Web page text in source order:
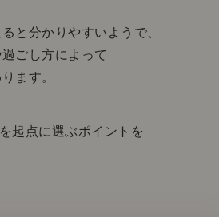
と分かりやすいようで、
ごし方によって
ます。
を起点に選ぶポイントを